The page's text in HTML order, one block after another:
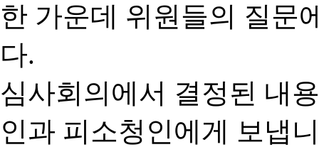
한 가운데 위원들의 질문
다.
심사회의에서 결정된 내
인과 피소청인에게 보냅